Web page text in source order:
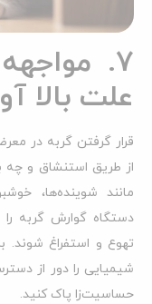
7.
علت بالا
قرار گرفتن گربه در
از طریق استنشاق و چه
مانند شوینده‌ها،
دستگاه گوارش گربه
تهوع و استفراغ شوند.
شیمیایی را دور از
حساسیت‌زا پاک کنید.